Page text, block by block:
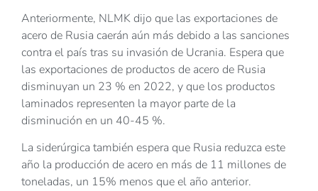
Anteriormente, NLMK dijo que las exportaciones de
acero de Rusia caerán aún más debido a las sanciones
contra el país tras su invasión de Ucrania. Espera que
las exportaciones de productos de acero de Rusia
disminuyan un 23 % en 2022, y que los productos
laminados representen la mayor parte de la
disminución en un 40-45 %.
La siderúrgica también espera que Rusia reduzca este
año la producción de acero en más de 11 millones de
toneladas, un 15% menos que el año anterior.